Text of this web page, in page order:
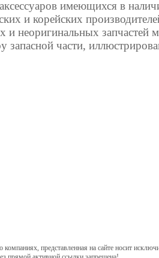
имеющихся в
и корейских
и неоригинальных
запасной части,
представленная на сайте носит